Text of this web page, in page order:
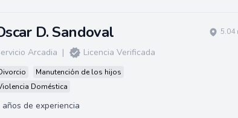
D. Sandoval
Arcadia | Licencia Verificada
Manutención de los hijos
Doméstica
años de experiencia
5.04